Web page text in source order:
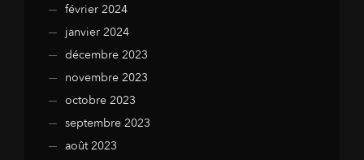
février 2024
janvier 2024
décembre 2023
novembre 2023
octobre 2023
septembre 2023
août 2023